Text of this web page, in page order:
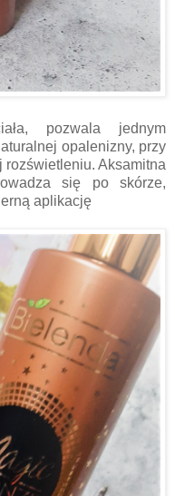
pozwala jednym
opalenizny, przy
Aksamitna
się po skórze,
aplikację